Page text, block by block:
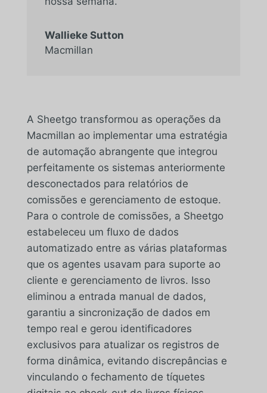
Wallieke Sutton
Macmillan
A Sheetgo transformou as operações da
Macmillan ao implementar uma estratégia
de automação abrangente que integrou
perfeitamente os sistemas anteriormente
desconectados para relatórios de
comissões e gerenciamento de estoque.
Para o controle de comissões, a Sheetgo
estabeleceu um fluxo de dados
automatizado entre as várias plataformas
que os agentes usavam para suporte ao
cliente e gerenciamento de livros. Isso
eliminou a entrada manual de dados,
garantiu a sincronização de dados em
tempo real e gerou identificadores
exclusivos para atualizar os registros de
forma dinâmica, evitando discrepâncias e
vinculando o fechamento de tíquetes